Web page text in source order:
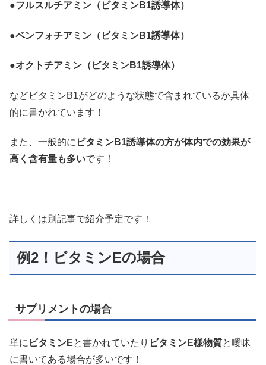
●フルスルチアミン（ビタミンB1誘導体）
●ベンフォチアミン（ビタミンB1誘導体）
●オクトチアミン（ビタミンB1誘導体）
などビタミンB1がどのような状態で含まれているか具体
的に書かれています！
また、一般的に ビタミンB1誘導体の方が体内での効果が
高く含有量も多いです！
詳しくは別記事で紹介予定です！
例2！ビタミンEの場合
サプリメントの場合
単に ビタミンEと書かれていたり ビタミンE様物質と曖昧
に書いてある場合が多いです！